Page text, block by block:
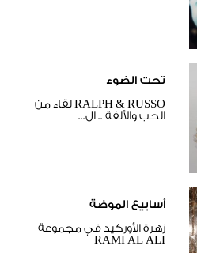
تحت الضوء
RALPH & RUSSO لقاء من
الحب والألفة .. ال...
أسابيع الموضة
زهرة الأوركيد في مجموعة
RAMI AL ALI